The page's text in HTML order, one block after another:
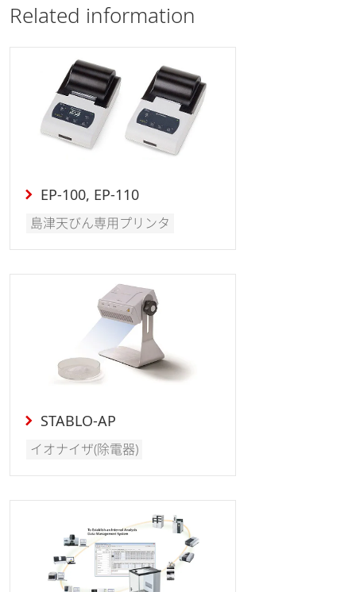
Related information
EP-100, EP-110
島津天びん専用プリンタ
STABLO-AP
イオナイザ(除電器)